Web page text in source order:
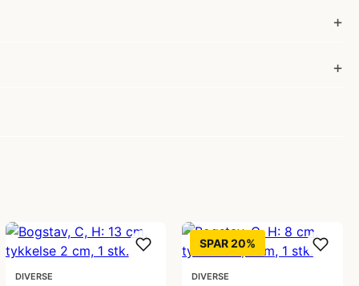
DIVERSE
SPAR 20%
DIVERSE